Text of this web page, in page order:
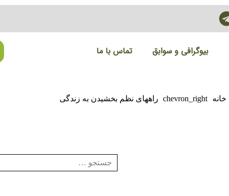
بیوگرافی و سوابق تماس با ما
خانه chevron_right راههای نظم بخشیدن به زندگی